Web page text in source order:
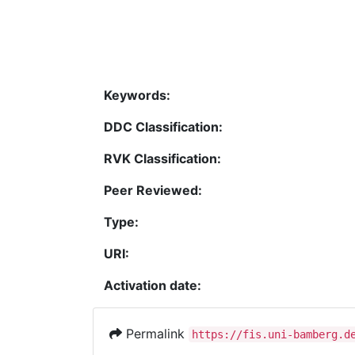
Keywords:
DDC Classification:
RVK Classification:
Peer Reviewed:
Type:
URI:
Activation date:
Permalink https://fis.uni-